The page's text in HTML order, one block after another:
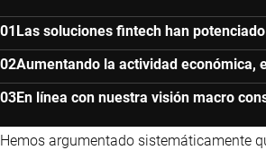
Las soluciones fintech han
Aumentando la actividad económica,
En línea con nuestra visión macro
Hemos argumentado sistemáticamente